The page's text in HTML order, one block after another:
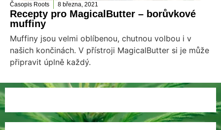
Časopis Roots 8 března, 2021
Recepty pro MagicalButter – borůvkové
muffiny
Muffiny jsou velmi oblíbenou, chutnou volbou i v
našich končinách. V přístroji MagicalButter si je může
připravit úplně každý.